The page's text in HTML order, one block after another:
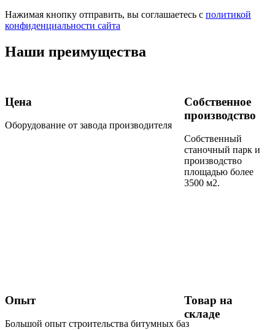
Нажимая кнопку отправить, вы соглашаетесь с политикой
конфиденциальности сайта
Наши преимущества
Цена
Оборудование от завода производителя
Собственное
производство
Собственный
станочный парк и
производство
площадью более
3500 м2.
Опыт
Большой опыт строительства битумных баз
Товар на
складе